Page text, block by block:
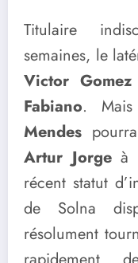
Titulaire
semaines, le
Victor Gomez
Fabiano.
Mendes
Artur Jorgeà
récent statut
de Solna
résolument